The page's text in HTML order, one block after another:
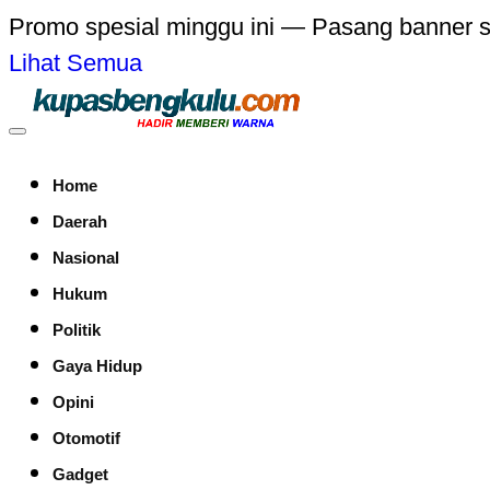
Promo spesial minggu ini — Pasang banner
Lihat Semua
Home
Daerah
Nasional
Hukum
Politik
Gaya Hidup
Opini
Otomotif
Gadget